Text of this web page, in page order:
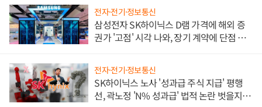
전자·전기·정보통신
삼성전자 SK하이닉스 D램 가격에 해외 증
권가 '고점' 시각 나와, 장기 계약에 단점 부
전자·전기·정보통신
SK하이닉스 노사 '성과급 주식 지급' 평행
선, 곽노정 'N% 성과급' 법적 논란 벗을지 주